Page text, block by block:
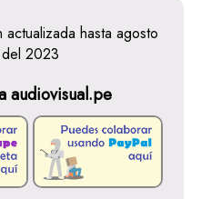
actualizada hasta agosto
del 2023
audiovisual.pe